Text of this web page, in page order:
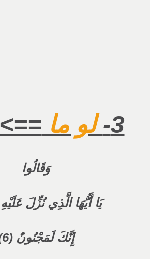
3- لو ما ==>
وَقَالُوا
يَا أَيُّهَا الَّذِي نُزِّلَ عَلَيْهِ
إِنَّكَ لَمَجْنُونٌ (6)